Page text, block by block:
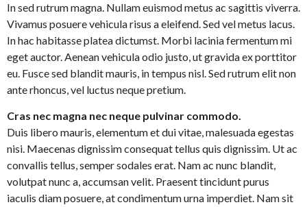
In sed rutrum magna. Nullam euismod metus ac sagittis viverra.
Vivamus posuere vehicula risus a eleifend. Sed vel metus lacus.
In hac habitasse platea dictumst. Morbi lacinia fermentum mi
eget auctor. Aenean vehicula odio justo, ut gravida ex porttitor
eu. Fusce sed blandit mauris, in tempus nisl. Sed rutrum elit non
ante rhoncus, vel luctus neque pretium.
Cras nec magna nec neque pulvinar commodo.
Duis libero mauris, elementum et dui vitae, malesuada egestas
nisi. Maecenas dignissim consequat tellus quis dignissim. Ut ac
convallis tellus, semper sodales erat. Nam ac nunc blandit,
volutpat nunc a, accumsan velit. Praesent tincidunt purus
iaculis diam posuere, at condimentum urna imperdiet. Nam sit